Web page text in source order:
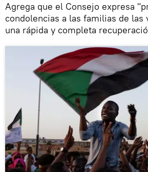
Agrega que el Consejo expresa
condolencias a las familias de las
una rápida y completa